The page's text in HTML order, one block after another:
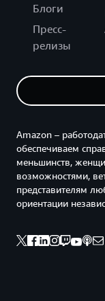
Блоги
Пресс-
релизы
Amazon –
обеспечиваем
меньшинств,
возможностями,
представителям
ориентации